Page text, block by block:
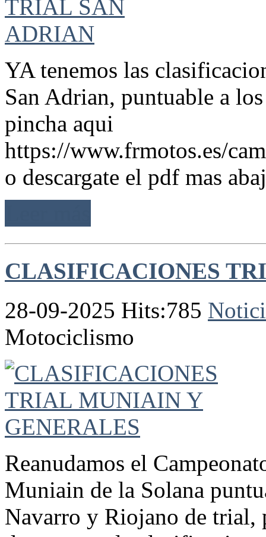
YA tenemos las
San Adrian, puntuable a
pincha aqui
https://www.frmotos.es/
o descargate el pdf mas
CLASIFICACIONES
28-09-2025 Hits:785
Motociclismo
Reanudamos el
Muniain de la Solana
Navarro y Riojano de trial,